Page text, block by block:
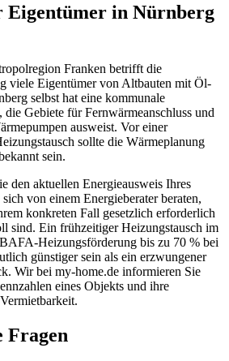
in Nürnberg
Franken betrifft die
viele Eigentümer von Altbauten mit Öl-
selbst hat eine kommunale
Gebiete für Fernwärmeanschluss und
ausweist. Vor einer
sollte die Wärmeplanung
sein.
den aktuellen Energieausweis Ihres
von einem Energieberater beraten,
konkreten Fall gesetzlich erforderlich
sind. Ein frühzeitiger Heizungstausch im
Heizungsförderung bis zu 70 % bei
günstiger sein als ein erzwungener
Wir bei my-home.de informieren Sie
eines Objekts und ihre
Fragen